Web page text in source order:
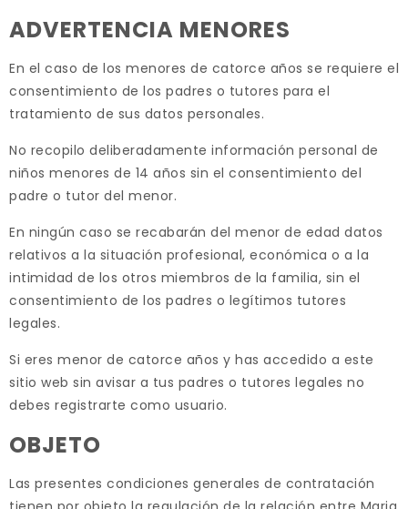
ADVERTENCIA MENORES
En el caso de los menores de catorce años se requiere el
consentimiento de los padres o tutores para el
tratamiento de sus datos personales.
No recopilo deliberadamente información personal de
niños menores de 14 años sin el consentimiento del
padre o tutor del menor.
En ningún caso se recabarán del menor de edad datos
relativos a la situación profesional, económica o a la
intimidad de los otros miembros de la familia, sin el
consentimiento de los padres o legítimos tutores
legales.
Si eres menor de catorce años y has accedido a este
sitio web sin avisar a tus padres o tutores legales no
debes registrarte como usuario.
OBJETO
Las presentes condiciones generales de contratación